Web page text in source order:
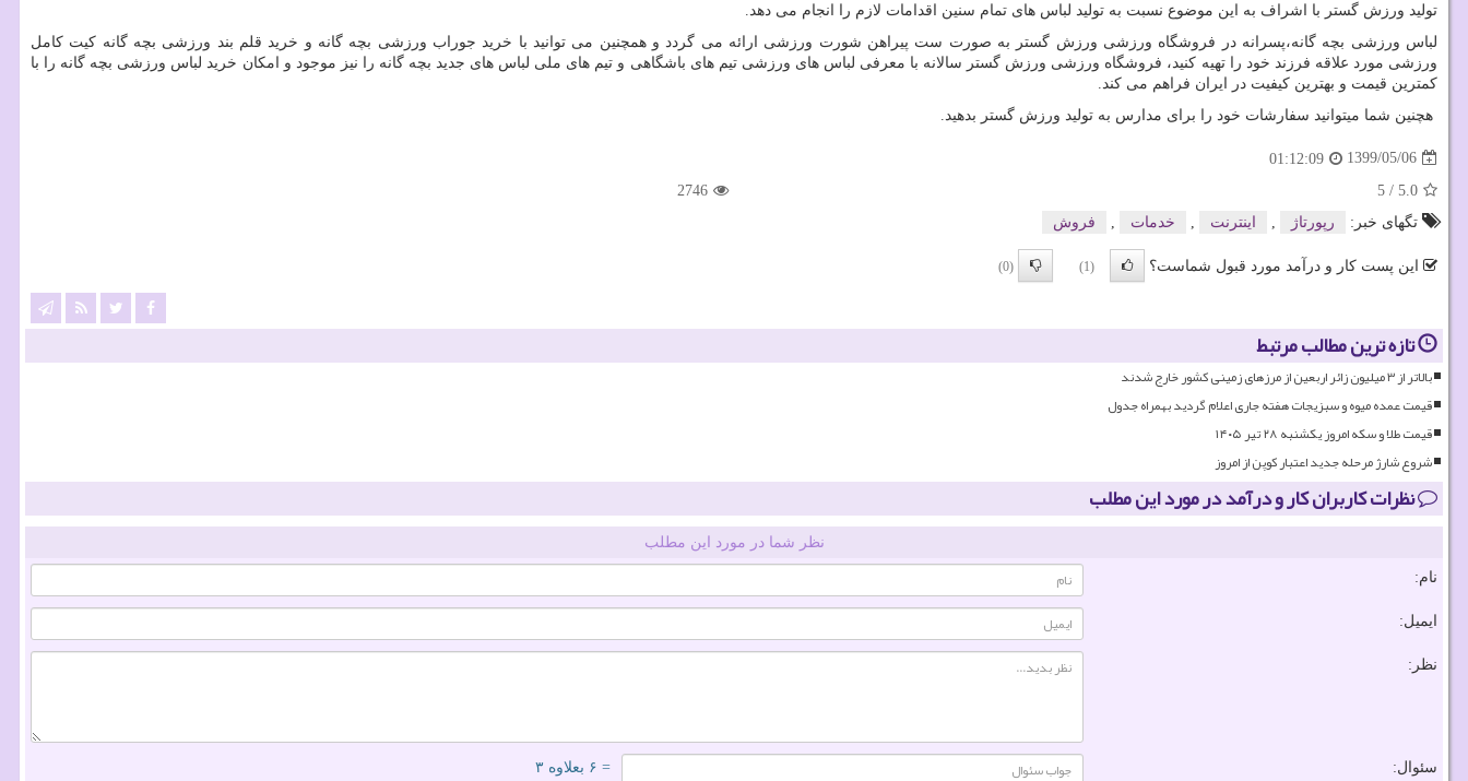
تولید ورزش گستر با اشراف به این موضوع نسبت به تولید لباس های تمام سنین اقدامات لازم را انجام می دهد.
لباس ورزشی بچه گانه،پسرانه در فروشگاه ورزشی ورزش گستر به صورت ست پیراهن شورت ورزشی ارائه می گردد و همچنین می توانید با خرید جوراب ورزشی بچه گانه و خرید قلم بند ورزشی بچه گانه کیت کامل
ورزشی مورد علاقه فرزند خود را تهیه کنید، فروشگاه ورزشی ورزش گستر سالانه با معرفی لباس های ورزشی تیم های باشگاهی و تیم های ملی لباس های جدید بچه گانه را نیز موجود و امکان خرید لباس ورزشی بچه گانه را با
کمترین قیمت و بهترین کیفیت در ایران فراهم می کند.
هچنین شما میتوانید سفارشات خود را برای مدارس به تولید ورزش گستر بدهید.
1399/05/06
01:12:09
5.0
/
5
2746
تگهای خبر:
رپورتاژ , اینترنت , خدمات , فروش
این پست کار و درآمد مورد قبول شماست؟ (1)
(0)
تازه ترین مطالب مرتبط
بالاتر از ۳ میلیون زائر اربعین از مرزهای زمینی کشور خارج شدند
قیمت عمده میوه و سبزیجات هفته جاری اعلام گردید بهمراه جدول
قیمت طلا و سکه امروز یکشنبه ۲۸ تیر ۱۴۰۵
شروع شارژ مرحله جدید اعتبار کوپن از امروز
نظرات کاربران کار و درآمد در مورد این مطلب
نظر شما در مورد این مطلب
نام:
ایمیل:
نظر:
سئوال: = ۶ بعلاوه ۳